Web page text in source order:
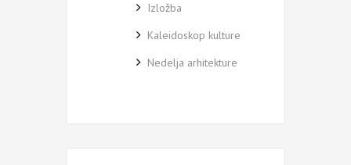
Izložba
Kaleidoskop kulture
Nedelja arhitekture